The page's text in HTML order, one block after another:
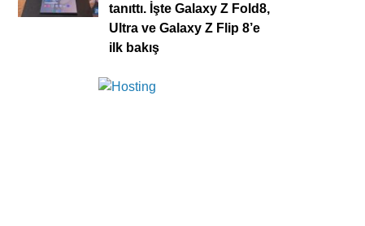
tanıttı. İşte Galaxy Z Fold8,
Ultra ve Galaxy Z Flip 8’e
ilk bakış